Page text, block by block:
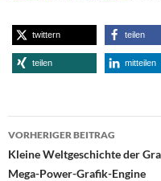
twittern teilen
teilen mitteilen
VORHERIGER BEITRAG
Kleine Weltgeschichte der
Mega-Power-Grafik-Engine